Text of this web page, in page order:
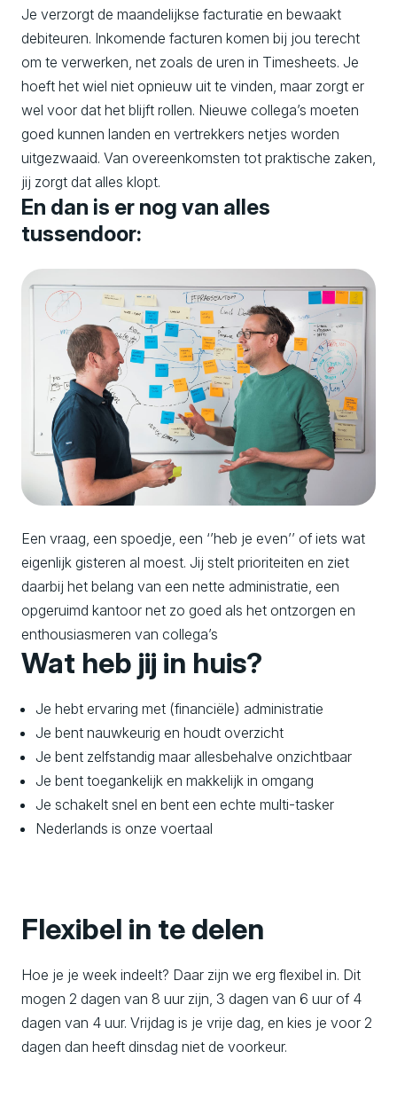
Je verzorgt de maandelijkse facturatie en bewaakt
debiteuren. Inkomende facturen komen bij jou terecht
om te verwerken, net zoals de uren in Timesheets. Je
hoeft het wiel niet opnieuw uit te vinden, maar zorgt er
wel voor dat het blijft rollen. Nieuwe collega’s moeten
goed kunnen landen en vertrekkers netjes worden
uitgezwaaid. Van overeenkomsten tot praktische zaken,
jij zorgt dat alles klopt.
En dan is er nog van alles
tussendoor:
Een vraag, een spoedje, een ‘’heb je even’’ of iets wat
eigenlijk gisteren al moest. Jij stelt prioriteiten en ziet
daarbij het belang van een nette administratie, een
opgeruimd kantoor net zo goed als het ontzorgen en
enthousiasmeren van collega’s
Wat heb jij in huis?
Je hebt ervaring met (financiële) administratie
Je bent nauwkeurig en houdt overzicht
Je bent zelfstandig maar allesbehalve onzichtbaar
Je bent toegankelijk en makkelijk in omgang
Je schakelt snel en bent een echte multi-tasker
Nederlands is onze voertaal
Flexibel in te delen
Hoe je je week indeelt? Daar zijn we erg flexibel in. Dit
mogen 2 dagen van 8 uur zijn, 3 dagen van 6 uur of 4
dagen van 4 uur. Vrijdag is je vrije dag, en kies je voor 2
dagen dan heeft dinsdag niet de voorkeur.